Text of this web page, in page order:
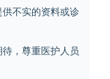
不实的资料或诊
，尊重医护人员